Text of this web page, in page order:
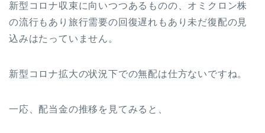
新型コロナ収束に向いつつあるものの、オミクロン株
の流行もあり旅行需要の回復遅れもあり未だ復配の見
込みはたっていません。
新型コロナ拡大の状況下での無配は仕方ないですね。
一応、配当金の推移を見てみると、